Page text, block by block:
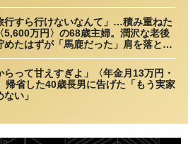
行すら行けないなんて」…積み重ねた
5,600万円〉の68歳主婦。潤沢な老後
めたはずが「馬鹿だった」肩を落とす
らって甘えすぎよ」〈年金月13万円・
帰省した40歳長男に告げた「もう実家
い」